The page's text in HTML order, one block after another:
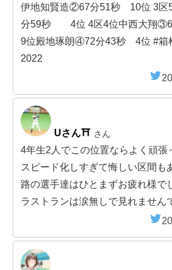
伊地知賢造②67分51秒 10位 3区
分59秒 4位 4区4位中西大翔
9位殿地琢朗④72分43秒 4位 #箱
2022
Uさん⛩ さん
4年生2人でこの位置ならよく頑張
スピード化しすぎて悔しい区間も
路の選手達はひとまずお疲れ様で
ラストランは涙無しで見れません